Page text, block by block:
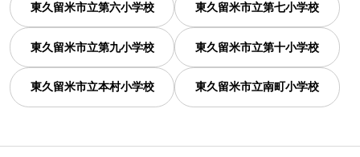
東久留米市立第六小学校 東久留米市立第七小学校
東久留米市立第九小学校 東久留米市立第十小学校
東久留米市立本村小学校 東久留米市立南町小学校